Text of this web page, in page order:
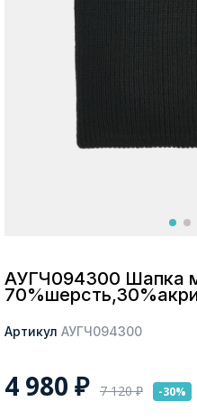
Москва
АУГЧ094300 Шапка
Артикул АУГЧ094300
4 980 ₽ 7 120₽ -30%